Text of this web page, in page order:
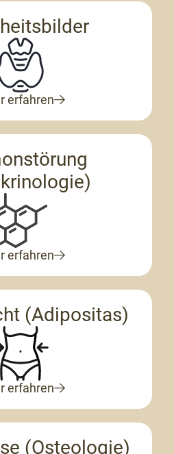
erfahren
erfahren
(Adipositas)
erfahren
(Osteologie)